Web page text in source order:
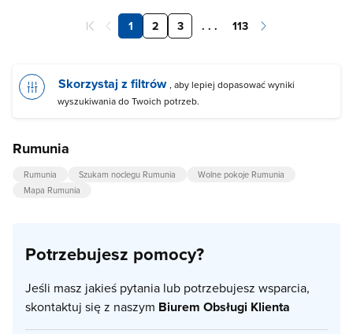
1 2 3 . . . 113
Skorzystaj z filtrów , aby lepiej dopasować wyniki
wyszukiwania do Twoich potrzeb.
Rumunia
Rumunia Szukam noclegu Rumunia
Wolne pokoje Rumunia
Mapa Rumunia
Potrzebujesz pomocy?
Jeśli masz jakieś pytania lub potrzebujesz wsparcia,
skontaktuj się z naszym Biurem Obsługi Klienta